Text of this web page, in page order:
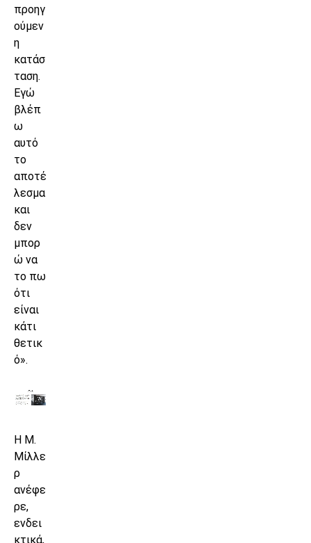
προηγ
ούμεν
η
κατάσ
ταση.
Εγώ
βλέπ
ω
αυτό
το
αποτέ
λεσμα
και
δεν
μπορ
ώ να
το πω
ότι
είναι
κάτι
θετικ
ό».
H M.
Mίλλε
ρ
ανέφε
ρε,
ενδει
κτικά,